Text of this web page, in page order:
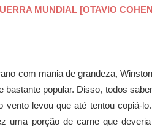
MUNDIAL [OTAVIO
com mania de grandeza,
bastante popular. Disso, todos
vento levou que até tentou copiá-
uma porção de carne que